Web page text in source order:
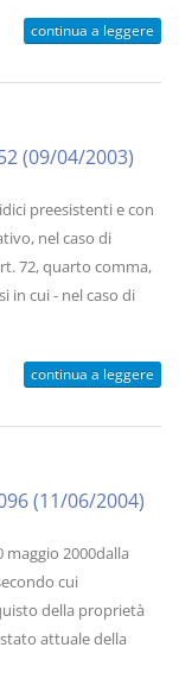
continua a leggere
(09/04/2003)
preesistenti e con
nel caso di
72, quarto comma,
in cui - nel caso di
continua a leggere
(11/06/2004)
2000dalla
cui
della proprietà
attuale della